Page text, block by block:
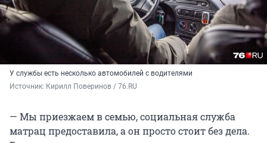
У службы есть несколько автомобилей с водителями
Источник: Кирилл Поверинов / 76.RU
— Мы приезжаем в семью, социальная служба
матрац предоставила, а он просто стоит без дела.